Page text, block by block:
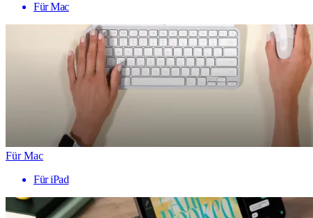
Für Mac
Für Mac
Für iPad